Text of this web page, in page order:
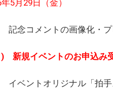
5月29日（金）
記念コメントの画像化・
) 新規イベントのお申込み
イベントオリジナル「拍